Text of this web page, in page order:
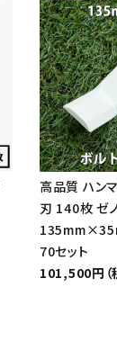
高品質 ハン
刃 140枚 ゼ
70セット
101,500円（